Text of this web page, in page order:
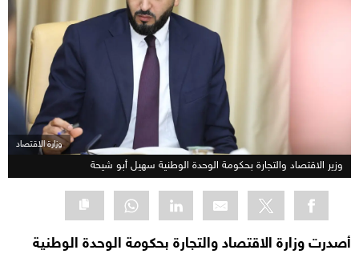
وزارة الاقتصاد
وزير الاقتصاد والتجارة بحكومة الوحدة الوطنية سهيل أبو شيحة
أصدرت وزارة الاقتصاد والتجارة بحكومة الوحدة الوطنية